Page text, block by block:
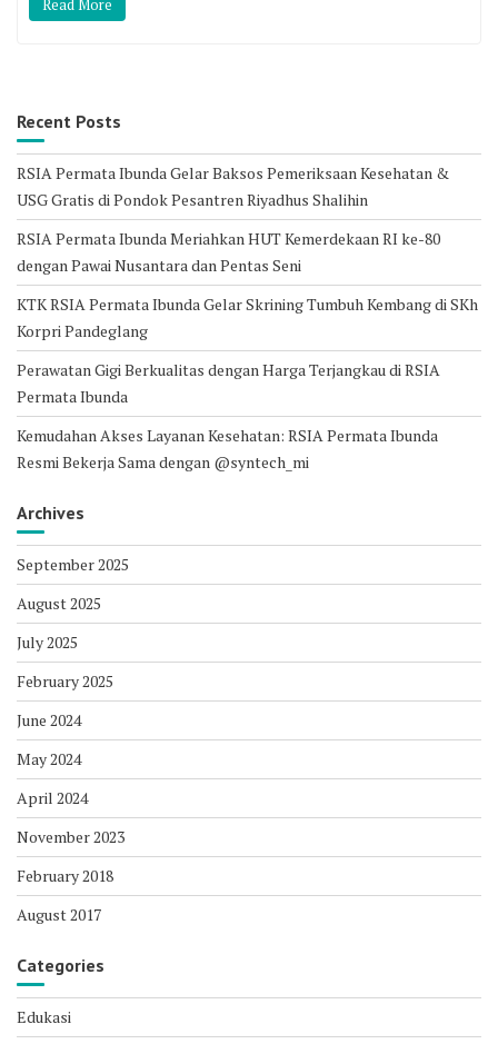
Read More
Recent Posts
RSIA Permata Ibunda Gelar Baksos Pemeriksaan Kesehatan &
USG Gratis di Pondok Pesantren Riyadhus Shalihin
RSIA Permata Ibunda Meriahkan HUT Kemerdekaan RI ke-80
dengan Pawai Nusantara dan Pentas Seni
KTK RSIA Permata Ibunda Gelar Skrining Tumbuh Kembang di SKh
Korpri Pandeglang
Perawatan Gigi Berkualitas dengan Harga Terjangkau di RSIA
Permata Ibunda
Kemudahan Akses Layanan Kesehatan: RSIA Permata Ibunda
Resmi Bekerja Sama dengan @syntech_mi
Archives
September 2025
August 2025
July 2025
February 2025
June 2024
May 2024
April 2024
November 2023
February 2018
August 2017
Categories
Edukasi